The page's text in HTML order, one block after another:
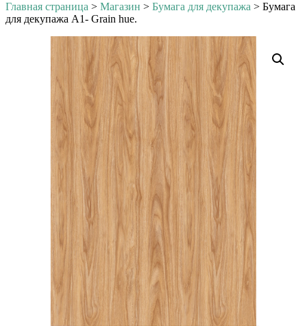
Главная страница > Магазин > Бумага для декупажа > Бумага
для декупажа А1- Grain hue.